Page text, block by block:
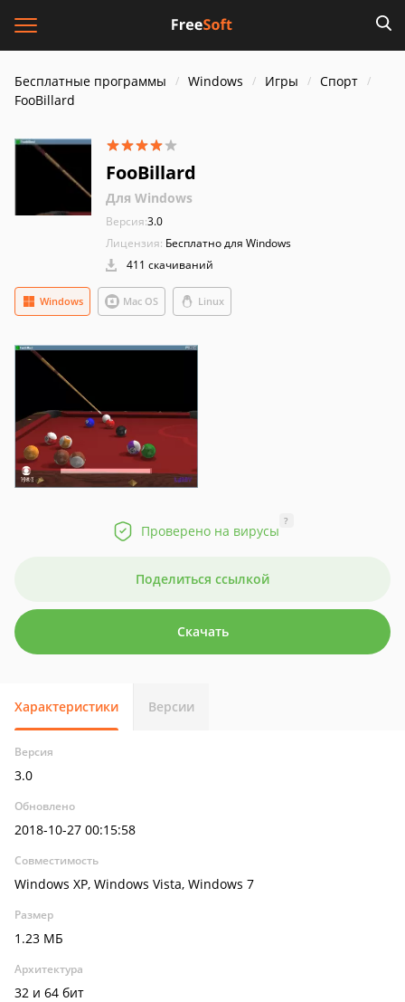
Бесплатные программы Windows Игры
Спорт
FooBillard
FooBillard
Для Windows
Версия:3.0
Лицензия: Бесплатно для Windows
411 скачиваний
Windows Mac OS Linux
Проверено на вирусы
?
Поделиться ссылкой
Скачать
Характеристики Версии
Версия
3.0
Обновлено
2018-10-27 00:15:58
Совместимость
Windows XP, Windows Vista, Windows 7
Размер
1.23 МБ
Архитектура
32 и 64 бит